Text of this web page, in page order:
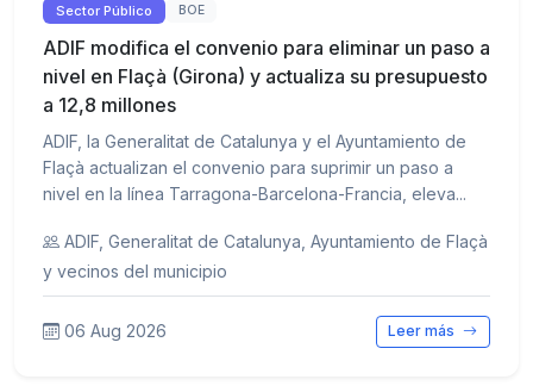
Sector Público BOE
ADIF modifica el convenio para eliminar un paso a
nivel en Flaçà (Girona) y actualiza su presupuesto
a 12,8 millones
ADIF, la Generalitat de Catalunya y el Ayuntamiento de
Flaçà actualizan el convenio para suprimir un paso a
nivel en la línea Tarragona-Barcelona-Francia, eleva...
ADIF, Generalitat de Catalunya, Ayuntamiento de Flaçà
y vecinos del municipio
06 Aug 2026 Leer más